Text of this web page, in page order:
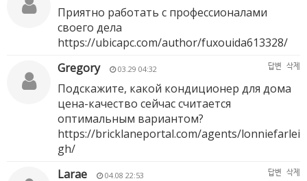
Приятно работать с профессионалами
своего дела
https://ubicapc.com/author/fuxouida613328/
Gregory
03.29 04:32 답변 삭제
Подскажите, какой кондиционер для дома
цена-качество сейчас считается
оптимальным вариантом?
https://bricklaneportal.com/agents/lonniefarlei
gh/
Larae
04.08 22:53 답변 삭제